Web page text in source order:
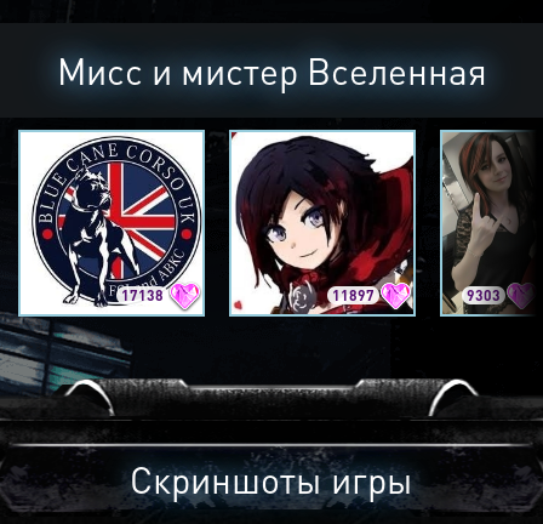
Мисс и мистер Вселенная
17138 11897 9303
Скриншоты игры